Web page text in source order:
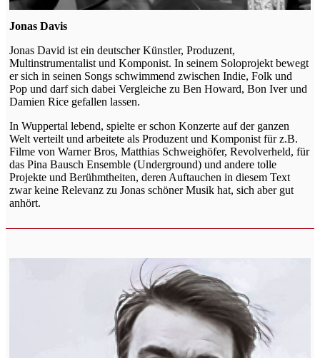
Jonas Davis
Jonas David ist ein deutscher Künstler, Produzent,
Multinstrumentalist und Komponist. In seinem Soloprojekt bewegt
er sich in seinen Songs schwimmend zwischen Indie, Folk und
Pop und darf sich dabei Vergleiche zu Ben Howard, Bon Iver und
Damien Rice gefallen lassen.
In Wuppertal lebend, spielte er schon Konzerte auf der ganzen
Welt verteilt und arbeitete als Produzent und Komponist für z.B.
Filme von Warner Bros, Matthias Schweighöfer, Revolverheld, für
das Pina Bausch Ensemble (Underground) und andere tolle
Projekte und Berühmtheiten, deren Auftauchen in diesem Text
zwar keine Relevanz zu Jonas schöner Musik hat, sich aber gut
anhört.